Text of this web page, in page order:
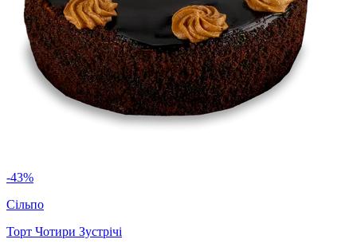
-43%
Сільпо
Торт Чотири Зустрічі